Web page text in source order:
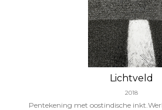
Lichtveld
2018
Pentekening met oostindische